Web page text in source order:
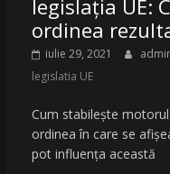
legislația UE:
ordinea
iulie 29, 2021
legislatia UE
Cum stabilește
ordinea în care se
pot influența această